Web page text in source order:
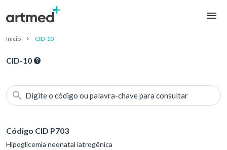
Início CID-10
CID-10
Digite o código ou palavra-chave para consultar
Código CID P703
Hipoglicemia neonatal iatrogênica